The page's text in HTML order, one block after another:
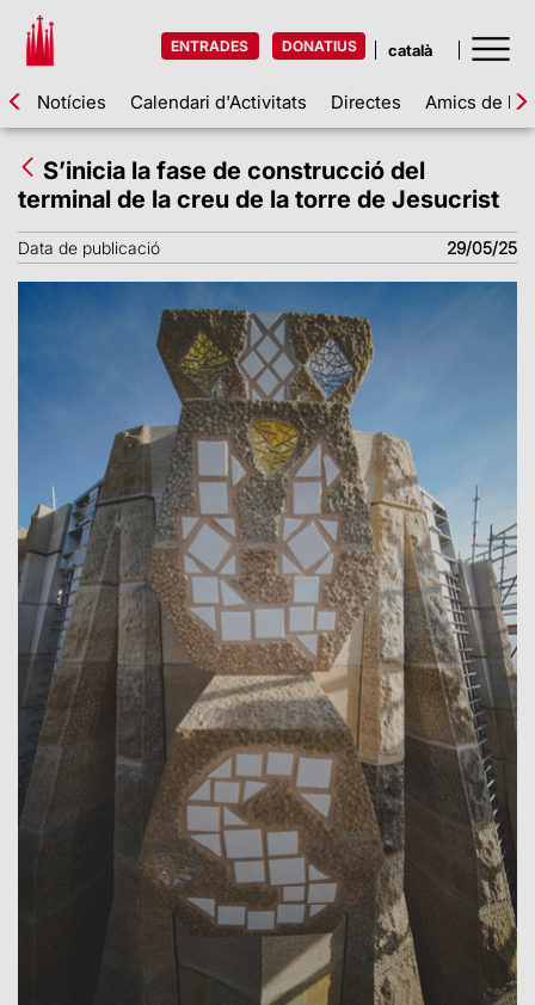
ENTRADES DONATIUS
Notícies Calendari d'Activitats Directes Amics de la
S’inicia la fase de construcció del
terminal de la creu de la torre de Jesucrist
Data de publicació 29/05/25